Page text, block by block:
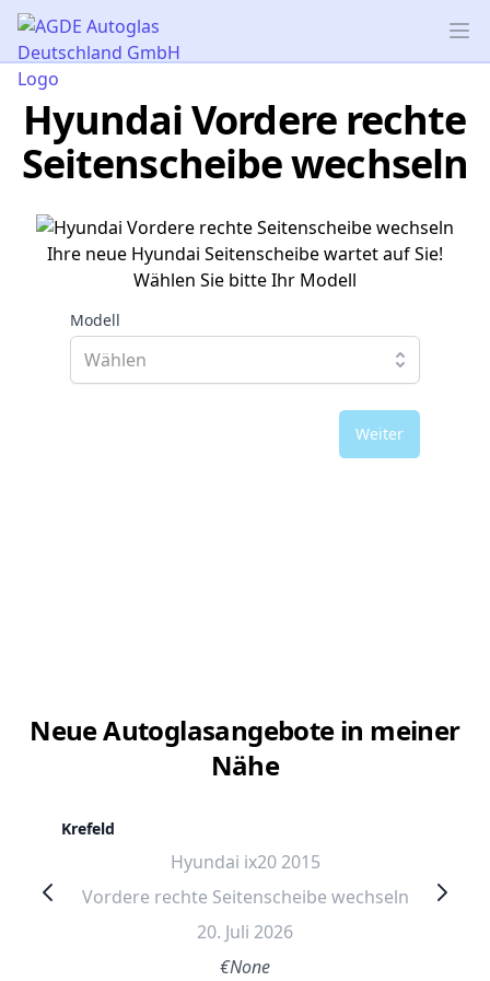
AGDE Autoglas Deutschland GmbH
Hyundai Vordere rechte
Seitenscheibe wechseln
Ihre neue Hyundai Seitenscheibe wartet auf Sie!
Wählen Sie bitte Ihr Modell
Modell
Weiter
Neue Autoglasangebote in meiner
Nähe
Krefeld
Hyundai ix20 2015
Vordere rechte Seitenscheibe wechseln
20. Juli 2026
€None